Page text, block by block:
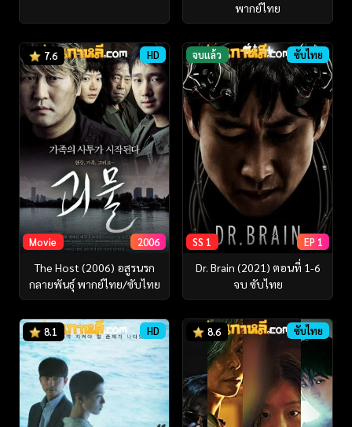
พากย์ไทย
7.6 HD
Movie 2006
The Host (2006) อสูรนรก
กลายพันธุ์ พากย์ไทย/ซับไทย
จบแล้ว ซับไทย
SS 1 EP 1
Dr. Brain (2021) ตอนที่ 1-6
จบ ซับไทย
8.1 HD 8.6 ซับไทย